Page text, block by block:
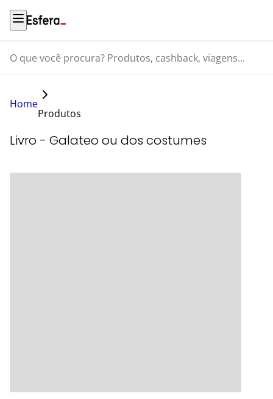
O que você procura? Produtos, cashback, viagens...
Home
Produtos
Livro - Galateo ou dos costumes